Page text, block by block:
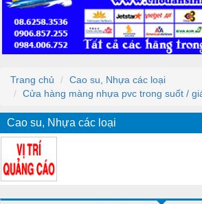
Trang chủ
Cao su, Nhựa các loại
Cửa hàng màng nhựa pvc trong suốt /
Cao su, Nhựa các loại